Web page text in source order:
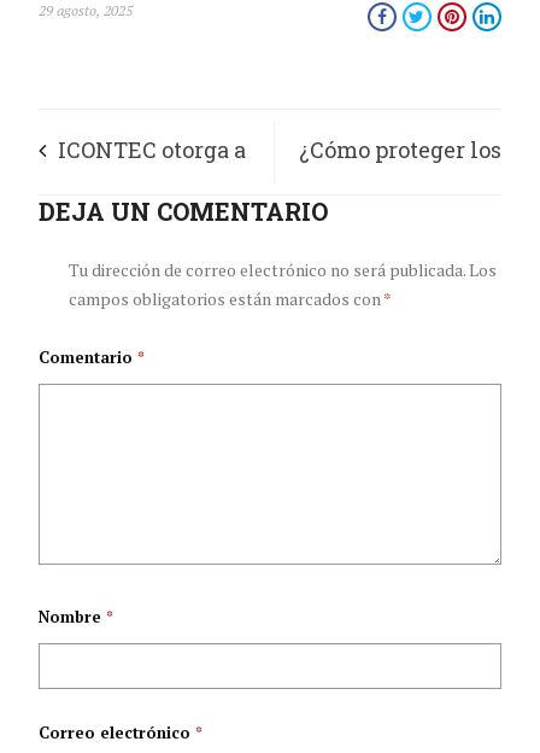
29 agosto, 2025
ICONTEC otorga a
la Clínica
Iberoamérica, de
Acreditación en
¿Cómo proteger los
pequeños sin que se
DEJA UN COMENTARIO
Tu dirección de correo electrónico no será publicada.Los
campos obligatorios están marcados con*
Comentario*
Nombre*
Correo electrónico*